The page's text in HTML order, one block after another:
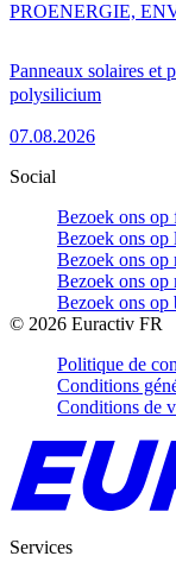
Panneaux solaires et
polysilicium
07.08.2026
PROENERGIE,
Social
Bezoek ons op
Bezoek ons op
Bezoek ons op
Bezoek ons op
Bezoek ons op
© 2026 Euractiv FR
Politique de
Conditions
Conditions de
Services